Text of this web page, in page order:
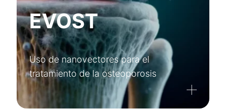
EVOST
Uso de nanovectores para el
tratamiento de la osteoporosis